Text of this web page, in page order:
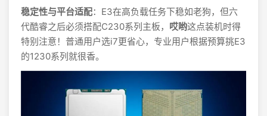
稳定性与平台适配：E3在高负载任务下稳如老狗，但六
代酷睿之后必须搭配C230系列主板，
哎哟这点装机时得
特别注意！普通用户选i7更省心，专业用户根据预算挑E3
的1230系列就很香。